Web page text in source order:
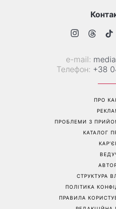
Більше не приховує кохану:
Володимир Дантес вперше
відкрито показався з новою